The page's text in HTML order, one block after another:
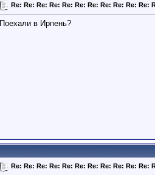
Re: Re: Re: Re: Re: Re: Re: Re: Re: Re: Re:
Поехали в Ирпень?
Re: Re: Re: Re: Re: Re: Re: Re: Re: Re: Re: